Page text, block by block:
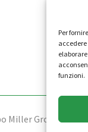
Per
funzioni.
Miller Group -